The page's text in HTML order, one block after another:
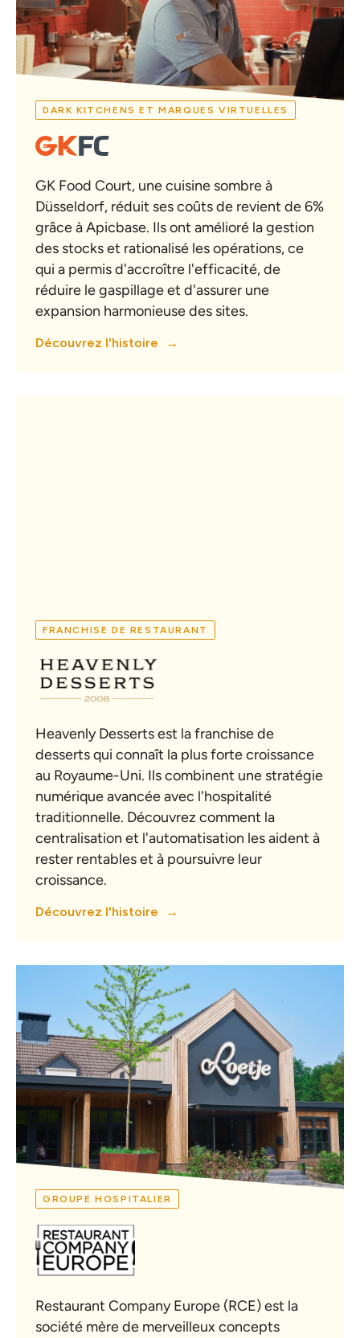
DARK KITCHENS ET MARQUES VIRTUELLES
GK Food Court, une cuisine sombre à
Düsseldorf, réduit ses coûts de revient de 6%
grâce à Apicbase. Ils ont amélioré la gestion
des stocks et rationalisé les opérations, ce
qui a permis d'accroître l'efficacité, de
réduire le gaspillage et d'assurer une
expansion harmonieuse des sites.
Découvrez l'histoire
FRANCHISE DE RESTAURANT
Heavenly Desserts est la franchise de
desserts qui connaît la plus forte croissance
au Royaume-Uni. Ils combinent une stratégie
numérique avancée avec l'hospitalité
traditionnelle. Découvrez comment la
centralisation et l'automatisation les aident à
rester rentables et à poursuivre leur
croissance.
Découvrez l'histoire
GROUPE HOSPITALIER
Restaurant Company Europe (RCE) est la
société mère de merveilleux concepts